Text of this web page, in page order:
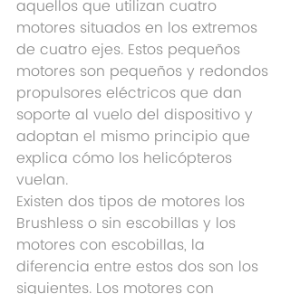
aquellos que utilizan cuatro
motores situados en los extremos
de cuatro ejes. Estos pequeños
motores son pequeños y redondos
propulsores eléctricos que dan
soporte al vuelo del dispositivo y
adoptan el mismo principio que
explica cómo los helicópteros
vuelan.
Existen dos tipos de motores los
Brushless o sin escobillas y los
motores con escobillas, la
diferencia entre estos dos son los
siguientes. Los motores con